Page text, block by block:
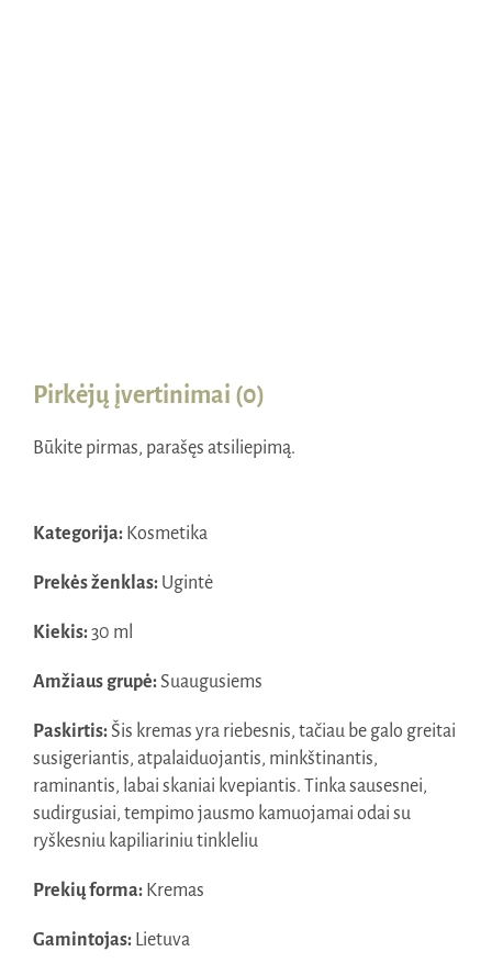
Pirkėjų įvertinimai (0)
Būkite pirmas, parašęs atsiliepimą.
Kategorija:Kosmetika
Prekės ženklas:Ugintė
Kiekis:30 ml
Amžiaus grupė:Suaugusiems
Paskirtis:Šis kremas yra riebesnis, tačiau be galo greitai
susigeriantis, atpalaiduojantis, minkštinantis,
raminantis, labai skaniai kvepiantis. Tinka sausesnei,
sudirgusiai, tempimo jausmo kamuojamai odai su
ryškesniu kapiliariniu tinkleliu
Prekių forma:Kremas
Gamintojas:Lietuva